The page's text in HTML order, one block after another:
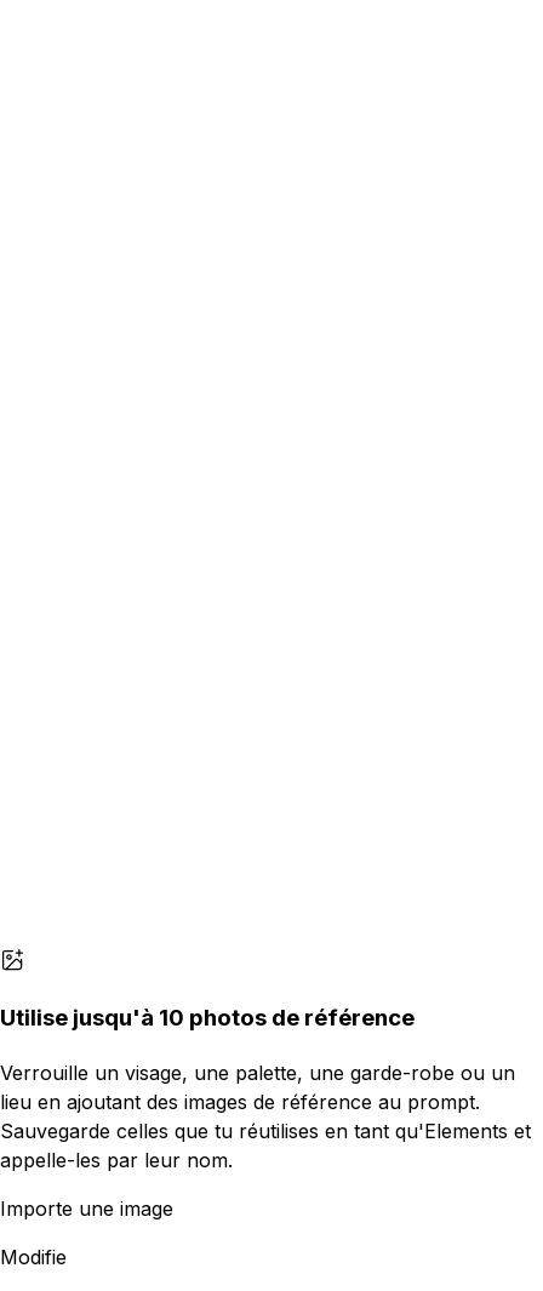
Utilise jusqu'à 10 photos de référence
Verrouille un visage, une palette, une garde-robe ou un
lieu en ajoutant des images de référence au prompt.
Sauvegarde celles que tu réutilises en tant qu'Elements et
appelle-les par leur nom.
Importe une image
Modifie